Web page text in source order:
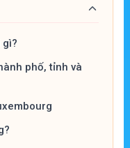
phố, tỉnh và